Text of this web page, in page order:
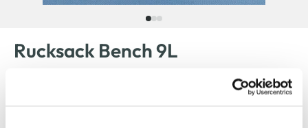
Rucksack Bench 9L